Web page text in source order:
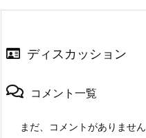
ディスカッション
コメント一覧
まだ、コメントがありません